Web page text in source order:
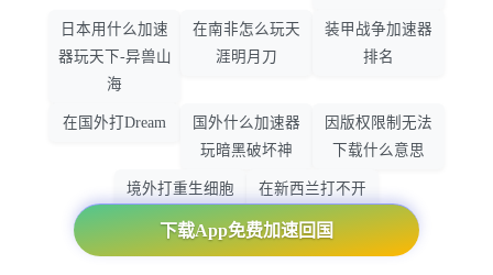
下载App免费加速回国
日本用什么加速
器玩天下-异兽山
海
在南非怎么玩天
涯明月刀
装甲战争加速器
排名
在国外打Dream
国外什么加速器
玩暗黑破坏神
因版权限制无法
下载什么意思
境外打重生细胞
加速器哪个好
在新西兰打不开
大智慧怎么办